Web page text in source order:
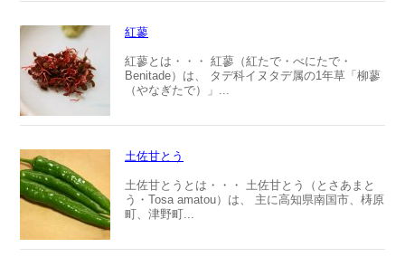
紅蓼
紅蓼とは・・・ 紅蓼（紅たで・べにたで・
Benitade）は、 タデ科イヌタデ属の1年草「柳蓼
（やなぎたで）」...
土佐甘とう
土佐甘とうとは・・・ 土佐甘とう（とさあまと
う・Tosa amatou）は、 主に高知県南国市、梼原
町、津野町...